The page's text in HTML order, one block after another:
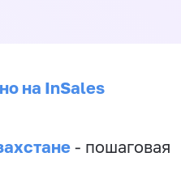
на InSales
- пошаговая